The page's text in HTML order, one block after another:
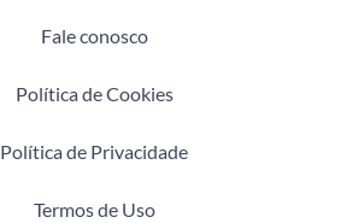
Fale conosco
Política de Cookies
Política de Privacidade
Termos de Uso